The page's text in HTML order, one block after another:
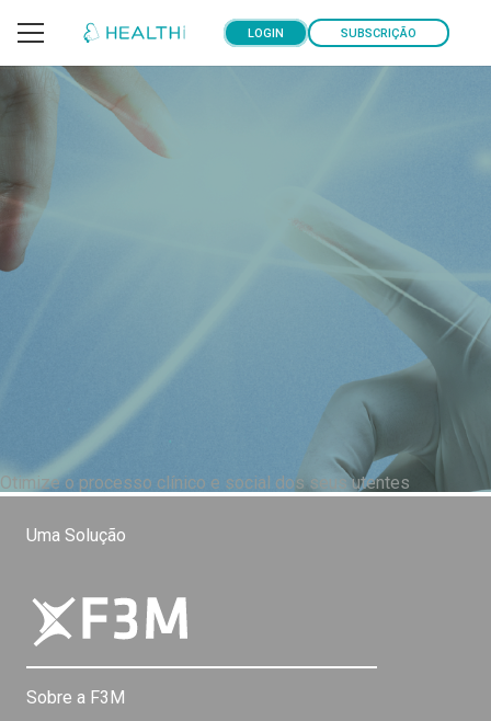
LOGIN SUBSCRIÇÃO
Otimize o processo clínico e social dos seus utentes
Uma Solução
Sobre a F3M